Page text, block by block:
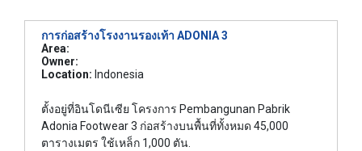
การก่อสร้างโรงงานรองเท้า ADONIA 3
Area:
Owner:
Location: Indonesia
ตั้งอยู่ที่อินโดนีเซีย โครงการ Pembangunan Pabrik
Adonia Footwear 3 ก่อสร้างบนพื้นที่ทั้งหมด 45,000
ตารางเมตร ใช้เหล็ก 1,000 ตัน.